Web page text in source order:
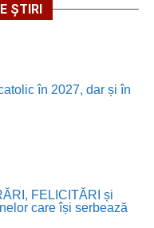
ȘTIRI
în 2027, dar și în
FELICITĂRI și
care își serbează